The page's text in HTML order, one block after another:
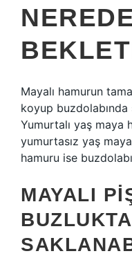
Mayalı hamurun
koyup buzdolabında
Yumurtalı yaş maya
yumurtasız yaş
hamuru ise
MAYALI
BUZLUKTA